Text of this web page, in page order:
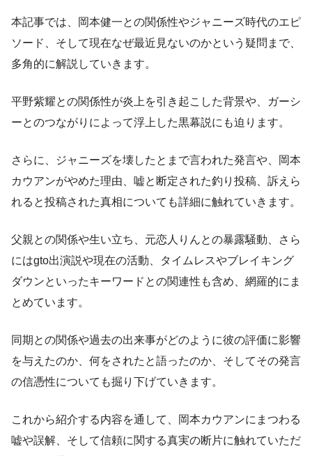
本記事では、岡本健一との関係性やジャニーズ時代のエピ
ソード、そして現在なぜ最近見ないのかという疑問まで、
多角的に解説していきます。
平野紫耀との関係性が炎上を引き起こした背景や、ガーシ
ーとのつながりによって浮上した黒幕説にも迫ります。
さらに、ジャニーズを壊したとまで言われた発言や、岡本
カウアンがやめた理由、嘘と断定された釣り投稿、訴えら
れると投稿された真相についても詳細に触れていきます。
父親との関係や生い立ち、元恋人りんとの暴露騒動、さら
にはgto出演説や現在の活動、タイムレスやブレイキング
ダウンといったキーワードとの関連性も含め、網羅的にま
とめています。
同期との関係や過去の出来事がどのように彼の評価に影響
を与えたのか、何をされたと語ったのか、そしてその発言
の信憑性についても掘り下げていきます。
これから紹介する内容を通して、岡本カウアンにまつわる
嘘や誤解、そして信頼に関する真実の断片に触れていただ